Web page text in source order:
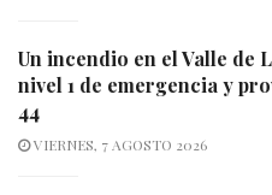
Un incendio en el Valle de
nivel 1 de emergencia y
44
VIERNES, 7 AGOSTO 2026